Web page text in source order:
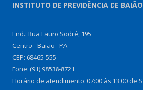
INSTITUTO DE PREVIDÊNCIA DE BAIÃO
End.: Rua Lauro Sodré, 195
Centro - Baião - PA
CEP: 68465-555
Fone: (91) 98538-8721
Horário de atendimento: 07:00 às 13:00 de